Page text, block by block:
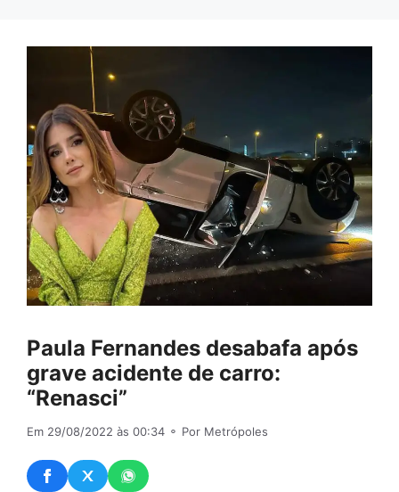
Paula Fernandes desabafa após
grave acidente de carro:
“Renasci”
Em 29/08/2022 às 00:34 ⚬ Por Metrópoles